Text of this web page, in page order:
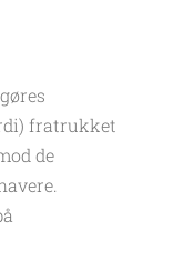
fratrukket
de